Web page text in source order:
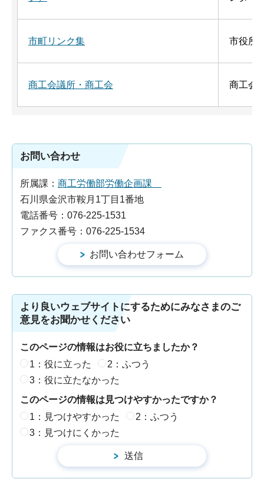
市町リンク集 市役所
商工会議所・商工会 商工会
お問い合わせ
所属課： 商工労働部労働企画課
石川県金沢市鞍月1丁目1番地
電話番号：076-225-1531
ファクス番号：076-225-1534
より良いウェブサイトにするためにみなさまのご
意見をお聞かせください
このページの情報はお役に立ちましたか？
1：役に立った
2：ふつう
3：役に立たなかった
このページの情報は見つけやすかったですか？
1：見つけやすかった
2：ふつう
3：見つけにくかった